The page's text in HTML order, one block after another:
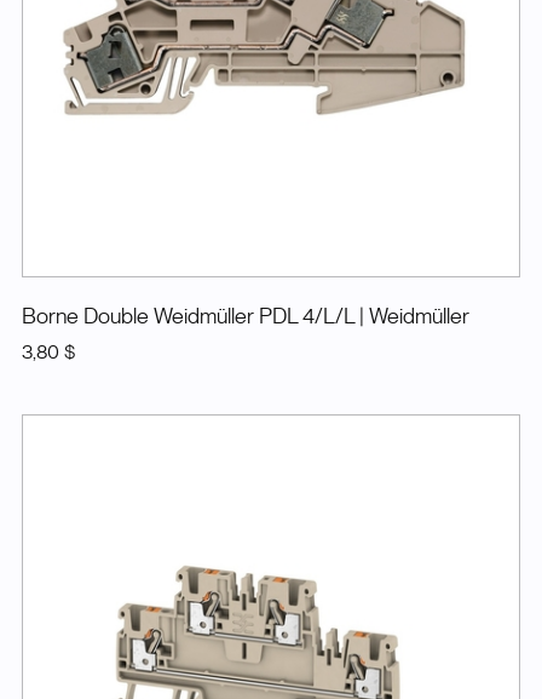
Borne Double Weidmüller PDL 4/L/L | Weidmüller
3,80 $